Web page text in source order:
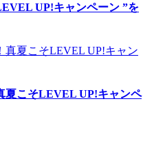
UP!キャンペーン ”を
夏こそLEVEL UP!キャンペ